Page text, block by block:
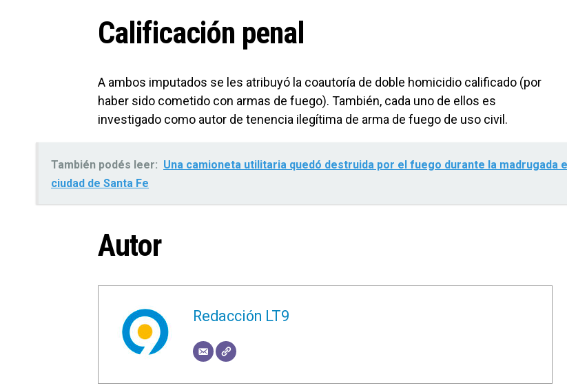
Calificación penal
A ambos imputados se les atribuyó la coautoría de doble homicidio calificado (por
haber sido cometido con armas de fuego). También, cada uno de ellos es
investigado como autor de tenencia ilegítima de arma de fuego de uso civil.
También podés leer: Una camioneta utilitaria quedó destruida por el fuego durante la madrugada
ciudad de Santa Fe
Autor
Redacción LT9